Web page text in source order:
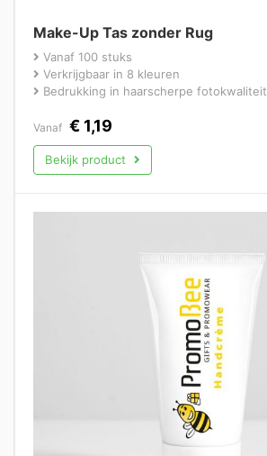
Make-Up Tas zonder Rug
Vanaf 100 stuks
Verkrijgbaar in 8 kleuren
Bedrukking in haarscherpe fotokwaliteit
Vanaf € 1,19
Bekijk product